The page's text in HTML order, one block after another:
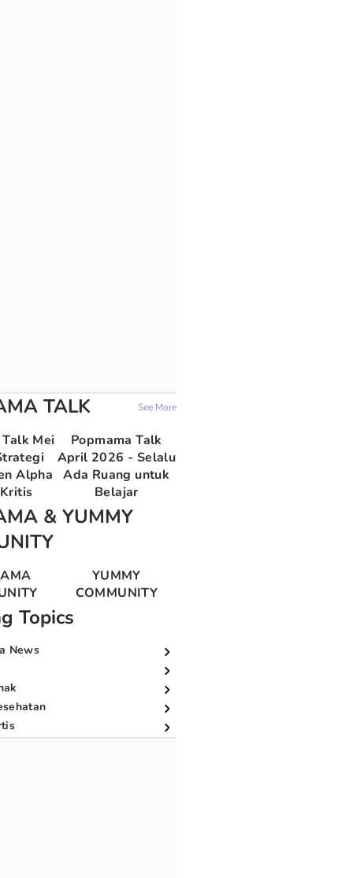
TALK See More
Mei
Alpha
Popmama Talk
April 2026 - Selalu
Ada Ruang untuk
Belajar
& YUMMY
YUMMY
COMMUNITY
Topics
News